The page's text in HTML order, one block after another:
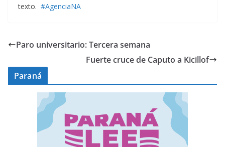
texto. #AgenciaNA
Paro universitario: Tercera semana
Fuerte cruce de Caputo a Kicillof
Paraná